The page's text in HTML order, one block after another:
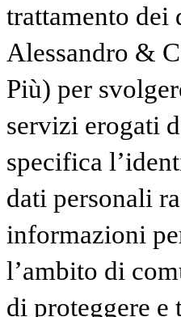
trattamento dei
Alessandro &
Più) per
servizi erogati
specifica
dati personali
informazioni
l’ambito di
di proteggere e